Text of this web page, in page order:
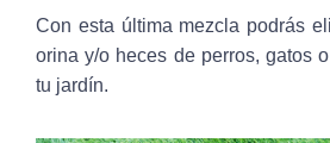
Con esta última mezcla podrás
orina y/o heces de perros, gatos
tu jardín.